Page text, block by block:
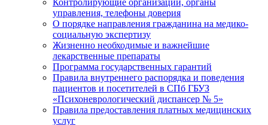
Контролирующие организации, органы
управления, телефоны доверия
О порядке направления гражданина на медико-
социальную экспертизу
Жизненно необходимые и важнейшие
лекарственные препараты
Программа государственных гарантий
Правила внутреннего распорядка и поведения
пациентов и посетителей в СПб ГБУЗ
«Психоневрологический диспансер № 5»
Правила предоставления платных медицинских
услуг